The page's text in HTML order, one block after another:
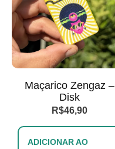
Maçarico Zengaz –
Disk
R$46,90
ADICIONAR AO